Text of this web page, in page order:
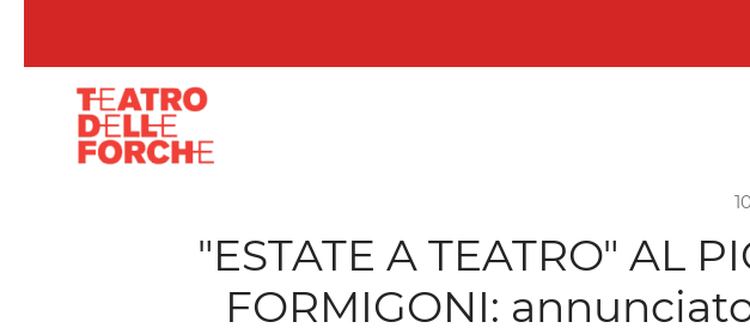
"ESTATE A TEATRO" AL
FORMIGONI: